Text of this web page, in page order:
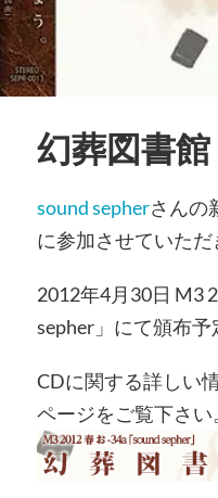
幻葬図書館
sound sepherさんの
に参加させていただ
2012年4月30日 M3
sepher」にて頒布予
CDに関する詳しい
ページをご覧下さい